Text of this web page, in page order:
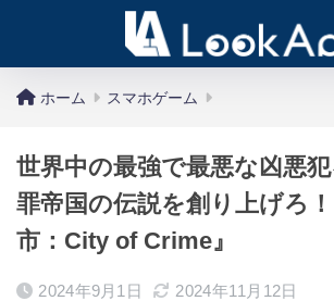
ホーム スマホゲーム
世界中の最強で最悪な凶悪
罪帝国の伝説を創り上げろ
市：City of Crime』
2024年9月1日 2024年11月12日